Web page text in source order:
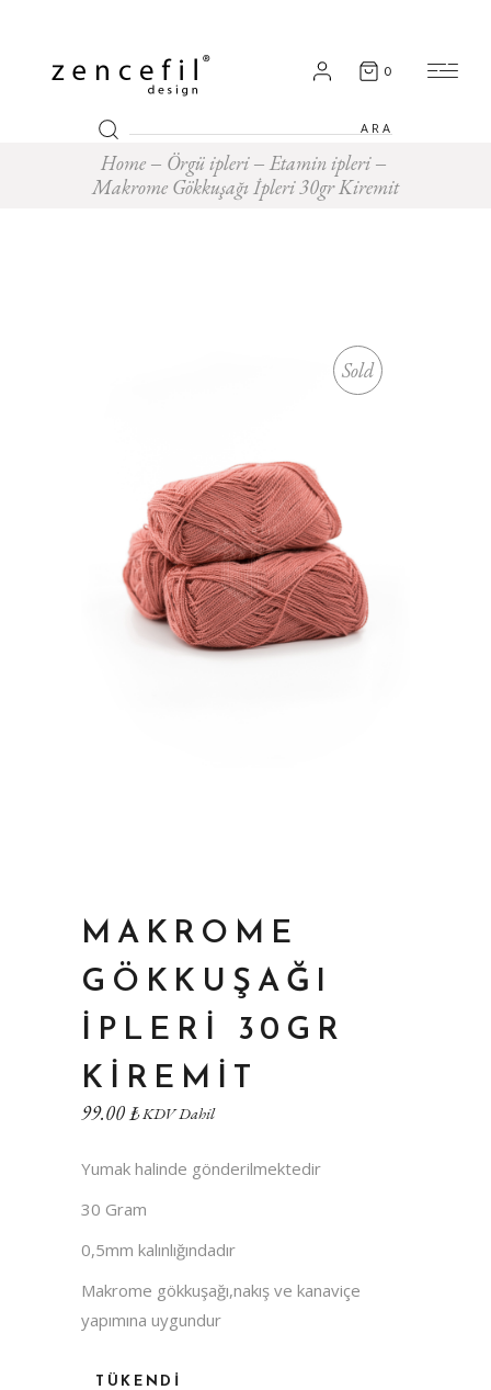
0
Search
for:
Home Örgü ipleri
Etamin ipleri
Makrome Gökkuşağı İpleri 30gr Kiremit
Sold
MAKROME
GÖKKUŞAĞI
İPLERI 30GR
KIREMIT
99.00₺KDV Dahil
Yumak halinde gönderilmektedir
30 Gram
0,5mm kalınlığındadır
Makrome gökkuşağı,nakış ve kanaviçe
yapımına uygundur
TÜKENDI